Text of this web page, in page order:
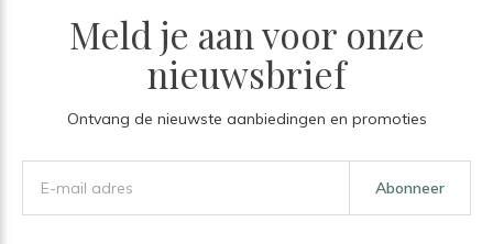
Meld je aan voor onze
nieuwsbrief
Ontvang de nieuwste aanbiedingen en promoties
Abonneer